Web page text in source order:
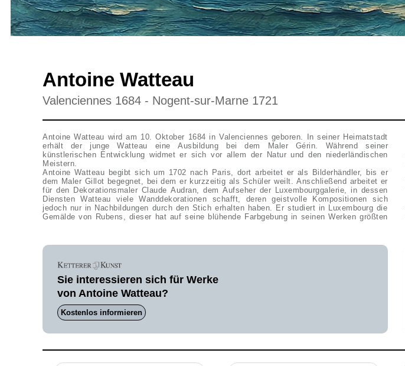
Antoine Watteau
Valenciennes 1684 - Nogent-sur-Marne 1721
Antoine Watteau wird am 10. Oktober 1684 in Valenciennes geboren. In seiner Heimatstadt
erhält der junge Watteau eine Ausbildung bei dem Maler Gérin. Während seiner
künstlerischen Entwicklung widmet er sich vor allem der Natur und den niederländischen
Meistern.
Antoine Watteau begibt sich um 1702 nach Paris, dort arbeitet er als Bilderhändler, bis er
dem Maler Gillot begegnet, bei dem er kurzzeitig als Schüler weilt. Anschließend arbeitet er
für den Dekorationsmaler Claude Audran, dem Aufseher der Luxembourggalerie, in dessen
Diensten Watteau viele Wanddekorationen schafft, deren geistvolle Kompositionen sich
jedoch nur in Nachbildungen durch den Stich erhalten haben. Er studiert in Luxembourg die
Gemälde von Rubens, dieser hat auf seine blühende Farbgebung in seinen Werken größten
Sie interessieren sich für Werke
von Antoine Watteau?
Kostenlos informieren